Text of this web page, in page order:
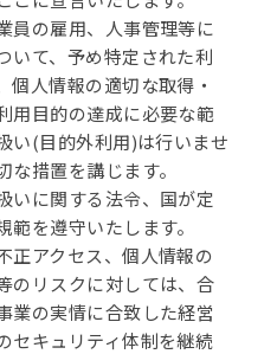
員の雇用、人事管理等に
いて、予め特定された利
個人情報の適切な取得・
用目的の達成に必要な範
い(目的外利用)は行いませ
措置を講じます。
いに関する法令、国が定
を遵守いたします。
正アクセス、個人情報の
のリスクに対しては、合
業の実情に合致した経営
セキュリティ体制を継続